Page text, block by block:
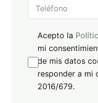
Acepto la
mi
de mis datos
responder a mi
2016/679.